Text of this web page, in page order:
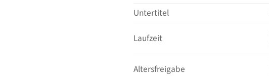
Untertitel
Laufzeit
Altersfreigabe